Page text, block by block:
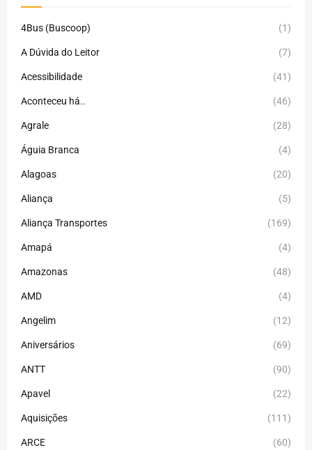
4Bus (Buscoop) (1)
A Dúvida do Leitor (7)
Acessibilidade (41)
Aconteceu há.. (46)
Agrale (28)
Águia Branca (4)
Alagoas (20)
Aliança (5)
Aliança Transportes (169)
Amapá (4)
Amazonas (48)
AMD (4)
Angelim (12)
Aniversários (69)
ANTT (90)
Apavel (22)
Aquisições (111)
ARCE (60)